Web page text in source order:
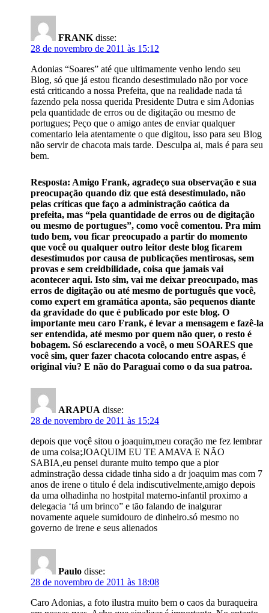
FRANK disse:
28 de novembro de 2011 às 15:12
Adonias “Soares” até que ultimamente venho lendo seu
Blog, só que já estou ficando desestimulado não por voce
está criticando a nossa Prefeita, que na realidade nada tá
fazendo pela nossa querida Presidente Dutra e sim Adonias
pela quantidade de erros ou de digitação ou mesmo de
portugues; Peço que o amigo antes de enviar qualquer
comentario leia atentamente o que digitou, isso para seu Blog
não servir de chacota mais tarde. Desculpa ai, mais é para seu
bem.
Resposta: Amigo Frank, agradeço sua observação e sua
preocupação quando diz que está desestimulado, não
pelas críticas que faço a administração caótica da
prefeita, mas “pela quantidade de erros ou de digitação
ou mesmo de portugues”, como você comentou. Pra mim
tudo bem, vou ficar preocupado a partir do momento
que você ou qualquer outro leitor deste blog ficarem
desestimudos por causa de publicações mentirosas, sem
provas e sem creidbilidade, coisa que jamais vai
acontecer aqui. Isto sim, vai me deixar preocupado, mas
erros de digitação ou até mesmo de português que você,
como expert em gramática aponta, são pequenos diante
da gravidade do que é publicado por este blog. O
importante meu caro Frank, é levar a mensagem e fazê-la
ser entendida, até mesmo por quem não quer, o resto é
bobagem. Só esclarecendo a você, o meu SOARES que
você sim, quer fazer chacota colocando entre aspas, é
original viu? E não do Paraguai como o da sua patroa.
ARAPUA disse:
28 de novembro de 2011 às 15:24
depois que voçê sitou o joaquim,meu coração me fez lembrar
de uma coisa;JOAQUIM EU TE AMAVA E NÃO
SABIA,eu pensei durante muito tempo que a pior
adminstração dessa cidade tinha sido a dr joaquim mas com 7
anos de irene o titulo é dela indiscutivelmente,amigo depois
da uma olhadinha no hostpital materno-infantil proximo a
delegacia ‘tá um brinco” e tão falando de inalgurar
novamente aquele sumidouro de dinheiro.só mesmo no
governo de irene e seus alienados
Paulo disse:
28 de novembro de 2011 às 18:08
Caro Adonias, a foto ilustra muito bem o caos da buraqueira